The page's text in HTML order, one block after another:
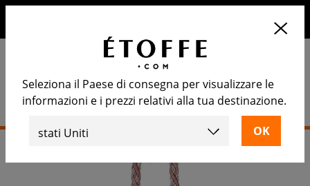
Seleziona il Paese di consegna per visualizzare le
informazioni e i prezzi relativi alla tua destinazione.